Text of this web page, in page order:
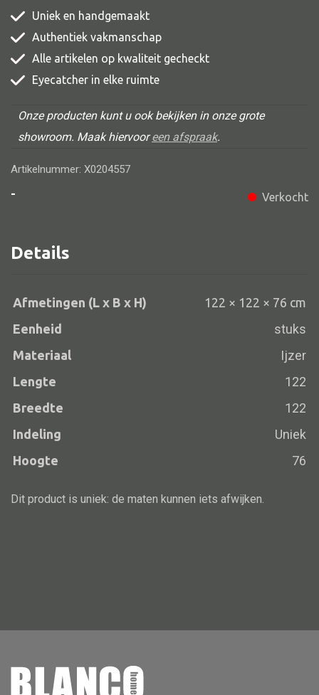
Comode
Eetkamer stoel
Barstoel
Stoel overig
Alle banken
Bank gestoffeerd
Bank hout
Bank IJzer
Chaise longues
Poef
Wandlamp
Uniek en handgemaakt
Authentiek vakmanschap
Alle artikelen op kwaliteit gecheckt
Eyecatcher in elke ruimte
Onze producten kunt u ook bekijken in onze grote
showroom. Maak hiervooreen afspraak.
Artikelnummer: X0204557
-
Verkocht
Details
Afmetingen (L x B x H)
122 × 122 × 76 cm
Eenheid
stuks
Materiaal Ijzer
Lengte 122
Breedte 122
Indeling Uniek
Hoogte 76
Dit product is uniek: de maten kunnen iets afwijken.